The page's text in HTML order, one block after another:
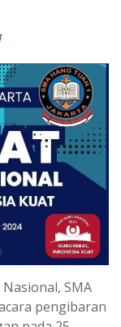
SMA
pengibaran